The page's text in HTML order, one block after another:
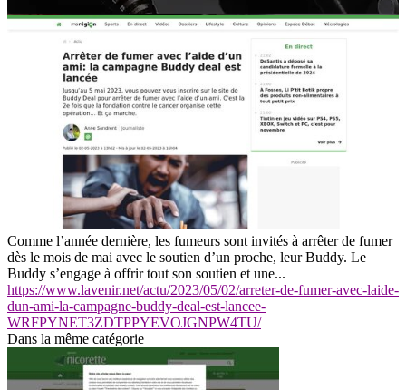
Comme l’année dernière, les fumeurs sont invités à arrêter de fumer
dès le mois de mai avec le soutien d’un proche, leur Buddy. Le
Buddy s’engage à offrir tout son soutien et une...
https://www.lavenir.net/actu/2023/05/02/arreter-de-fumer-avec-laide-
dun-ami-la-campagne-buddy-deal-est-lancee-
WRFPYNET3ZDTPPYEVOJGNPW4TU/
Dans la même catégorie